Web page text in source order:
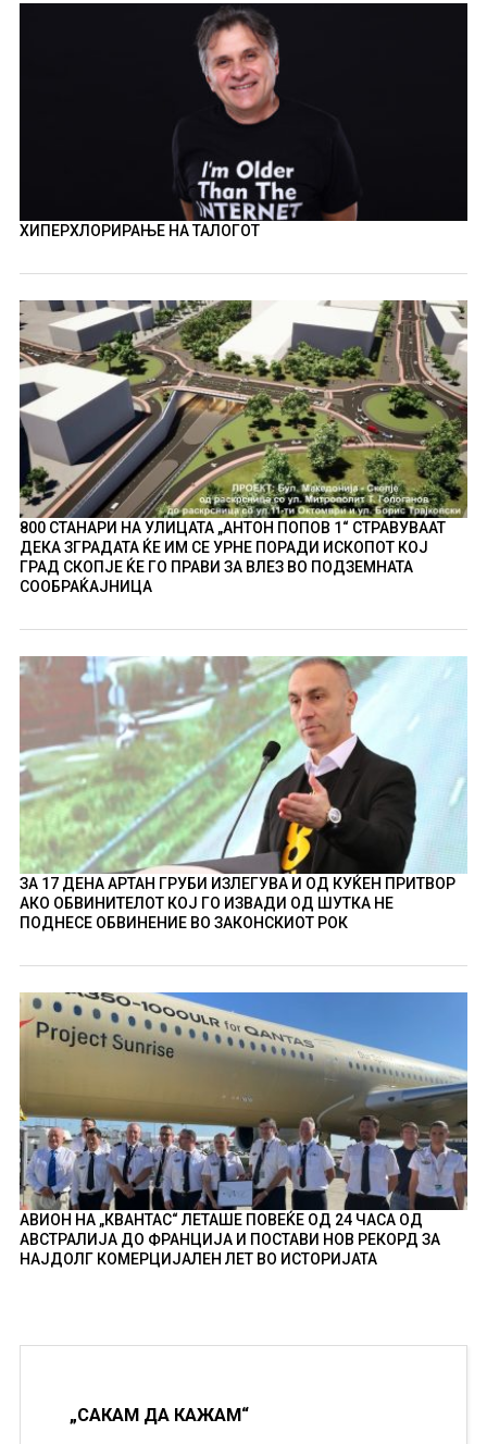
ХИПЕРХЛОРИРАЊЕ НА ТАЛОГОТ
800 СТАНАРИ НА УЛИЦАТА „АНТОН ПОПОВ 1“ СТРАВУВААТ
ДЕКА ЗГРАДАТА ЌЕ ИМ СЕ УРНЕ ПОРАДИ ИСКОПОТ КОЈ
ГРАД СКОПЈЕ ЌЕ ГО ПРАВИ ЗА ВЛЕЗ ВО ПОДЗЕМНАТА
СООБРАЌАЈНИЦА
ЗА 17 ДЕНА АРТАН ГРУБИ ИЗЛЕГУВА И ОД КУЌЕН ПРИТВОР
АКО ОБВИНИТЕЛОТ КОЈ ГО ИЗВАДИ ОД ШУТКА НЕ
ПОДНЕСЕ ОБВИНЕНИЕ ВО ЗАКОНСКИОТ РОК
АВИОН НА „КВАНТАС“ ЛЕТАШЕ ПОВЕЌЕ ОД 24 ЧАСА ОД
АВСТРАЛИЈА ДО ФРАНЦИЈА И ПОСТАВИ НОВ РЕКОРД ЗА
НАЈДОЛГ КОМЕРЦИЈАЛЕН ЛЕТ ВО ИСТОРИЈАТА
„САКАМ ДА КАЖАМ“